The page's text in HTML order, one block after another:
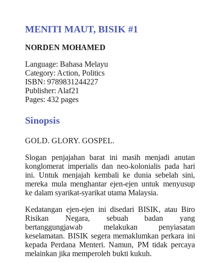
MENITI MAUT, BISIK #1
NORDEN MOHAMED
Language: Bahasa Melayu
Category: Action, Politics
ISBN: 9789831244227
Publisher: Alaf21
Pages: 432 pages
Sinopsis
GOLD. GLORY. GOSPEL.
Slogan penjajahan barat ini masih menjadi anutan
konglomerat imperialis dan neo-kolonialis pada hari
ini. Untuk menjajah kembali ke dunia sebelah sini,
mereka mula menghantar ejen-ejen untuk menyusup
ke dalam syarikat-syarikat utama Malaysia.
Kedatangan ejen-ejen ini disedari BISIK, atau Biro
Risikan Negara, sebuah badan yang
bertanggungjawab melakukan penyiasatan
keselamatan. BISIK segera memaklumkan perkara ini
kepada Perdana Menteri. Namun, PM tidak percaya
melainkan jika memperoleh bukti kukuh.